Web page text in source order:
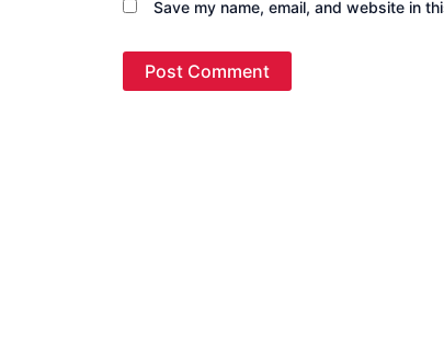
Save my name, email, and website in